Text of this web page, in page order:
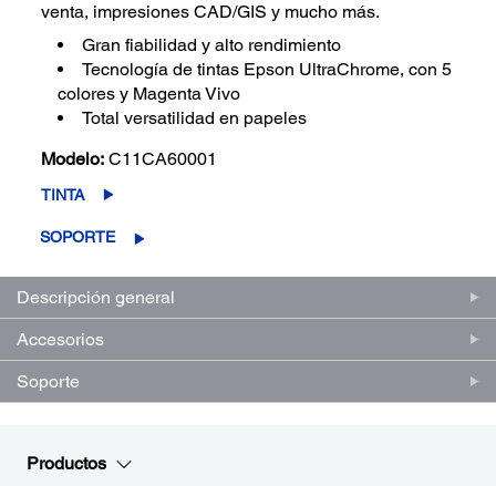
venta, impresiones CAD/GIS y mucho más.
Gran fiabilidad y alto rendimiento
Tecnología de tintas Epson UltraChrome, con 5
colores y Magenta Vivo
Total versatilidad en papeles
Modelo: C11CA60001
TINTA
SOPORTE
Descripción general
Accesorios
Soporte
Productos